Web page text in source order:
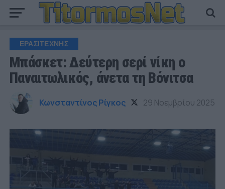
ΕΡΑΣΙΤΕΧΝΗΣ
Μπάσκετ: Δεύτερη σερί νίκη ο
Παναιτωλικός, άνετα τη Βόνιτσα
Κωνσταντίνος Ρίγκος 29 Νοεμβρίου 2025